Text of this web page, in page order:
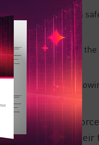
usage to maintain
delivered from
controls,
(PoPs) that
of routing